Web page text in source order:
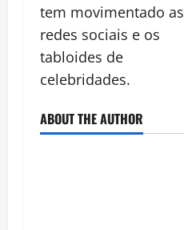
tem movimentado as
redes sociais e os
tabloides de
celebridades.
ABOUT THE AUTHOR